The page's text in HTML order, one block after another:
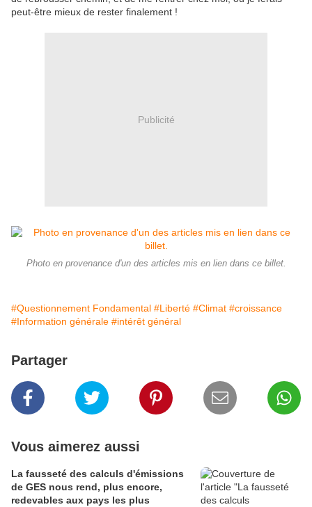
peut-être mieux de rester finalement !
Publicité
Photo en provenance d'un des articles mis en lien dans ce billet.
#Questionnement Fondamental #Liberté #Climat #croissance
#Information générale #intérêt général
Partager
Vous aimerez aussi
La fausseté des calculs d'émissions
de GES nous rend, plus encore,
redevables aux pays les plus